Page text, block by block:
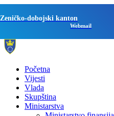
Zeničko-dobojski kanton
Webmail
Početna
Vijesti
Vlada
Skupština
Ministarstva